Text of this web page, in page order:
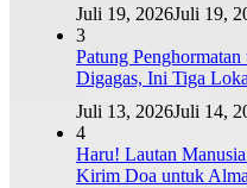
Juli 19, 2026Juli 19,
3
Patung
Digagas, Ini Tiga
Juli 13, 2026Juli 14,
4
Haru! Lautan
Kirim Doa untuk